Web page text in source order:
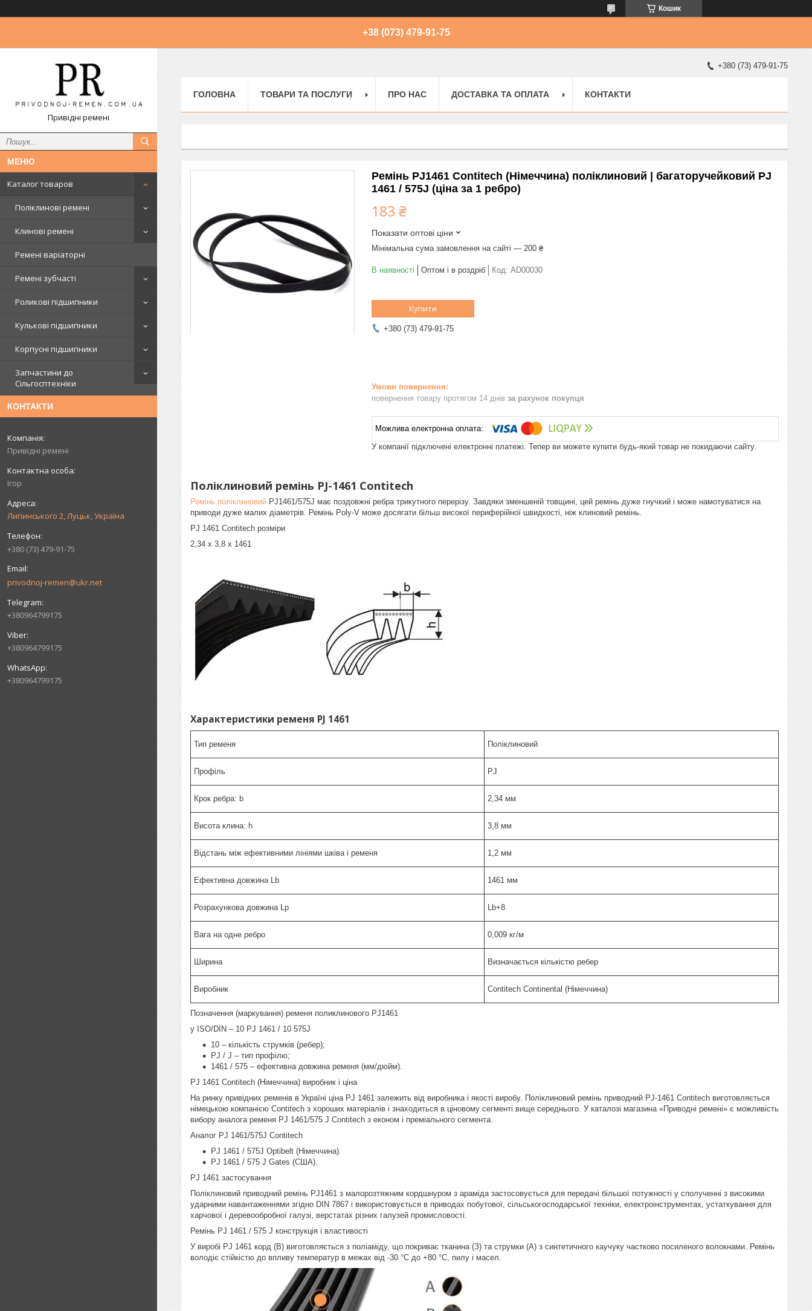
Кошик
+38 (073) 479-91-75
Привідні ремені
Каталог товаров
Поліклинові ремені
Клинові ремені
Ремені варіаторні
Ремені зубчасті
Роликові підшипники
Кулькові підшипники
Корпусні підшипники
Запчастини до
Сільгосптехніки
КОНТАКТИ
Привідні ремені
Ігор
Липинського 2, Луцьк, Україна
+380 (73) 479-91-75
privodnoj-remen@ukr.net
+380964799175
+380964799175
+380964799175
+380 (73) 479-91-75
ГОЛОВНА ТОВАРИ ТА ПОСЛУГИ ПРО НАС ДОСТАВКА ТА ОПЛАТА КОНТАКТИ
Ремінь PJ1461 Contitech (Німеччина) поліклиновий | багаторучейковий PJ
1461 / 575J (ціна за 1 ребро)
183 ₴
Показати оптові ціни
Мінімальна сума замовлення на сайті — 200 ₴
В наявності Оптом і в роздріб Код: AD00030
Купити
+380 (73) 479-91-75
повернення товару протягом 14 днів за рахунок покупця
У компанії підключені електронні платежі. Тепер ви можете купити будь-який товар не покидаючи сайту.
Поліклиновий ремінь PJ-1461 Contitech
Ремінь поліклиновий PJ1461/575J має поздовжні ребра трикутного перерізу. Завдяки зменшеній товщині, цей ремінь дуже гнучкий і може намотуватися на
приводи дуже малих діаметрів. Ремінь Poly-V може досягати більш високої периферійної швидкості, ніж клиновий ремінь.
PJ 1461 Contitech розміри
2,34 х 3,8 х 1461
Характеристики ременя PJ 1461
Тип ременя Поліклиновий
Профіль PJ
Крок ребра: b 2,34 мм
Висота клина: h 3,8 мм
Відстань між ефективними лініями шківа і ременя 1,2 мм
Ефективна довжина Lb 1461 мм
Розрахункова довжина Lp Lb+8
Вага на одне ребро 0,009 кг/м
Ширина Визначається кількістю ребер
Виробник Contitech Continental (Німеччина)
Позначення (маркування) ременя поликлинового PJ1461
у ISO/DIN – 10 PJ 1461 / 10 575J
10 – кількість струмків (ребер);
PJ / J – тип профілю;
1461 / 575 – ефективна довжина ременя (мм/дюйм).
PJ 1461 Contitech (Німеччина) виробник і ціна
На ринку привідних ременів в Україні ціна PJ 1461 залежить від виробника і якості виробу. Поліклиновий ремінь приводний PJ-1461 Contitech виготовляється
німецькою компанією Contitech з хороших матеріалів і знаходиться в ціновому сегменті вище середнього. У каталозі магазина «Приводні ремені» є можливість
вибору аналога ременя PJ 1461/575 J Contitech з економ і преміального сегмента.
Аналог PJ 1461/575J Contitech
PJ 1461 / 575J Optibelt (Німеччина).
PJ 1461 / 575 J Gates (США).
PJ 1461 застосування
Поліклиновий приводний ремінь PJ1461 з малорозтяжним кордшнуром з араміда застосовується для передачі більшої потужності у сполученні з високими
ударними навантаженнями згідно DIN 7867 і використовується в приводах побутової, сільськогосподарської техніки, електроінструментах, устаткування для
харчової і деревообробної галузі, верстатах різних галузей промисловості.
Ремінь PJ 1461 / 575 J конструкція і властивості
У виробі PJ 1461 корд (В) виготовляється з поліаміду, що покриває тканина (З) та струмки (А) з синтетичного каучуку частково посиленого волокнами. Ремінь
володіє стійкістю до впливу температур в межах від -30 °C до +80 °C, пилу і масел.